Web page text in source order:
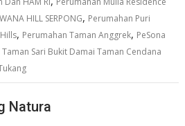
HILL SERPONG, Perumahan Puri
, Perumahan Taman Anggrek, PeSona
Taman Sari Bukit Damai Taman Cendana
Natura